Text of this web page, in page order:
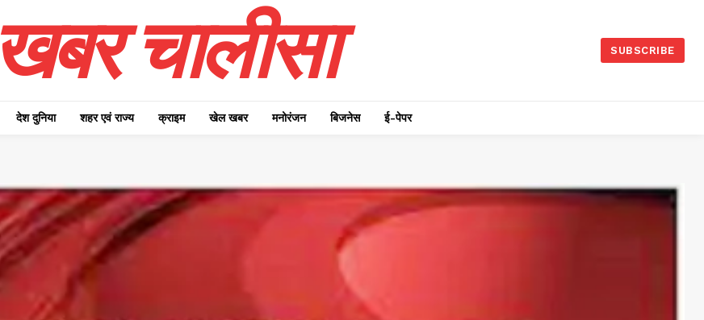
खबर चालीसा SUBSCRIBE
देश दुनिया शहर एवं राज्य क्राइम खेल खबर मनोरंजन बिजनेस ई-पेपर